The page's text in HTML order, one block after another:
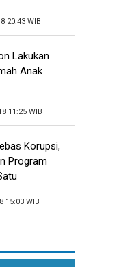
20:43 WIB
Lakukan
Anak
11:25 WIB
Korupsi,
Program
15:03 WIB